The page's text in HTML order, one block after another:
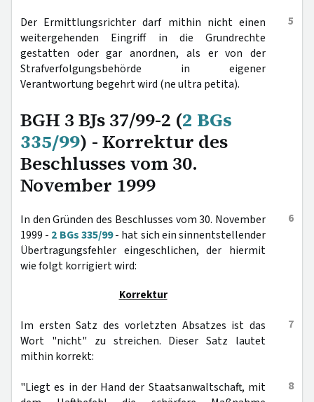
5
Der Ermittlungsrichter darf mithin nicht einen
weitergehenden Eingriff in die Grundrechte
gestatten oder gar anordnen, als er von der
Strafverfolgungsbehörde in eigener
Verantwortung begehrt wird (ne ultra petita).
BGH 3 BJs 37/99-2 (2 BGs
335/99) - Korrektur des
Beschlusses vom 30.
November 1999
6
In den Gründen des Beschlusses vom 30. November
1999 - 2 BGs 335/99- hat sich ein sinnentstellender
Übertragungsfehler eingeschlichen, der hiermit
wie folgt korrigiert wird:
Korrektur
7
Im ersten Satz des vorletzten Absatzes ist das
Wort "nicht" zu streichen. Dieser Satz lautet
mithin korrekt:
8
"Liegt es in der Hand der Staatsanwaltschaft, mit